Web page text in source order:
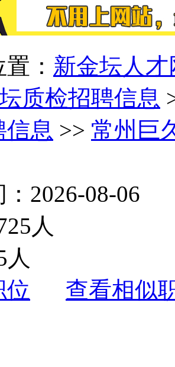
： 新金坛人才
质检招聘信息
信息 >> 常州巨
2026-08-06
人
位
查看相似